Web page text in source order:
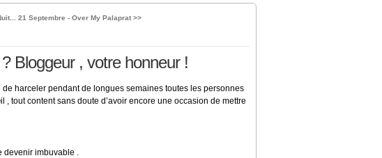
21 Septembre - Over My Palaprat >>
Bloggeur , votre honneur !
de harceler pendant de longues semaines toutes les personnes
tout content sans doute d’avoir encore une occasion de mettre
devenir imbuvable .